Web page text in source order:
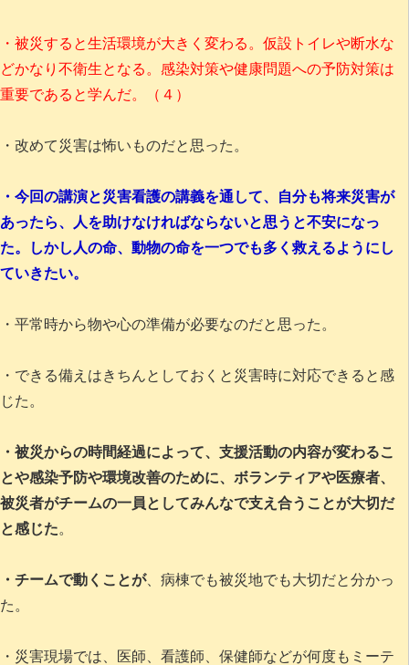
・被災すると生活環境が大きく変わる。仮設トイレや断水な
どかなり不衛生となる。感染対策や健康問題への予防対策は
重要であると学んだ。（４）
・改めて災害は怖いものだと思った。
・今回の講演と災害看護の講義を通して、自分も将来災害が
あったら、人を助けなければならないと思うと不安になっ
た。しかし人の命、動物の命を一つでも多く救えるようにし
ていきたい。
・平常時から物や心の準備が必要なのだと思った。
・できる備えはきちんとしておくと災害時に対応できると感
じた。
・被災からの時間経過によって、支援活動の内容が変わるこ
とや感染予防や環境改善のために、ボランティアや医療者、
被災者がチームの一員としてみんなで支え合うことが大切だ
と感じた。
・チームで動くことが、病棟でも被災地でも大切だと分かっ
た。
・災害現場では、医師、看護師、保健師などが何度もミーテ